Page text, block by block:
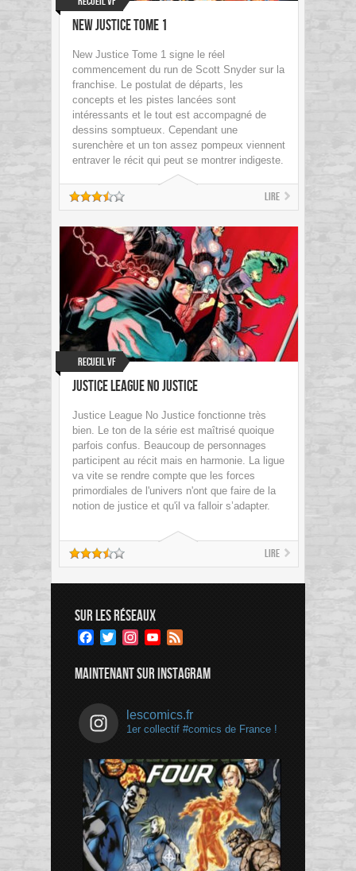
New Justice Tome 1
New Justice Tome 1 signe le réel
commencement du run de Scott Snyder sur la
franchise. Le postulat de départs, les
concepts et les pistes lancées sont
intéressants et le tout est accompagné de
dessins somptueux. Cependant une
surenchère et un ton assez pompeux viennent
entraver le récit qui peut se montrer indigeste.
Lire
Recueil VF
Justice League No Justice
Justice League No Justice fonctionne très
bien. Le ton de la série est maîtrisé quoique
parfois confus. Beaucoup de personnages
participent au récit mais en harmonie. La ligue
va vite se rendre compte que les forces
primordiales de l'univers n'ont que faire de la
notion de justice et qu'il va falloir s’adapter.
Lire
SUR LES RÉSEAUX
Facebook
TwitterInstagramYouTube
MAINTENANT SUR INSTAGRAM
lescomics.fr
1er collectif #comics de France !